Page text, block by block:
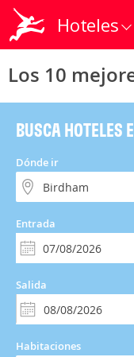
Hoteles
Los 10
BUSCA HOTELES
Dónde ir
Entrada
Salida
Habitaciones